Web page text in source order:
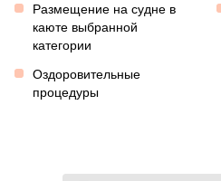
Размещение на судне в
каюте выбранной
категории
Оздоровительные
процедуры